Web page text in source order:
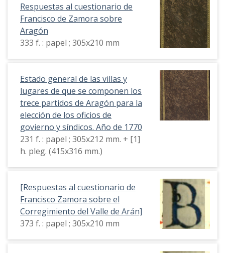
Respuestas al cuestionario de
Francisco de Zamora sobre
Aragón
333 f. : papel ; 305x210 mm
Estado general de las villas y
lugares de que se componen los
trece partidos de Aragón para la
elección de los oficios de
govierno y síndicos. Año de 1770
231 f. : papel ; 305x212 mm. + [1]
h. pleg. (415x316 mm.)
[Respuestas al cuestionario de
Francisco Zamora sobre el
Corregimiento del Valle de Arán]
373 f. : papel ; 305x210 mm